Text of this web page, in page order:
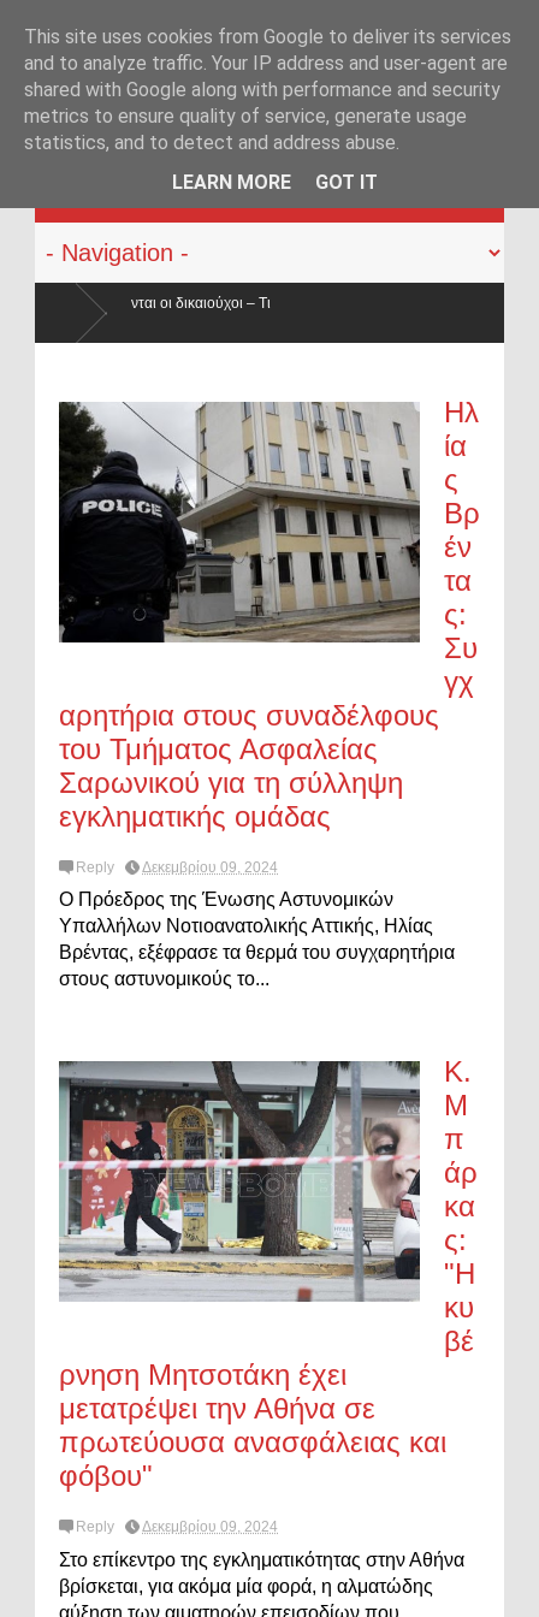
KATEHACKER
Ηλ
ία
ς
Βρ
έν
τα
ς:
Συ
γχ
αρητήρια στους συναδέλφους
του Τμήματος Ασφαλείας
Σαρωνικού για τη σύλληψη
εγκληματικής ομάδας
Reply Δεκεμβρίου 09, 2024
Ο Πρόεδρος της Ένωσης Αστυνομικών
Υπαλλήλων Νοτιοανατολικής Αττικής, Ηλίας
Βρέντας, εξέφρασε τα θερμά του συγχαρητήρια
στους αστυνομικούς το...
Κ.
Μ
π
άρ
κα
ς:
"Η
κυ
βέ
ρνηση Μητσοτάκη έχει
μετατρέψει την Αθήνα σε
πρωτεύουσα ανασφάλειας και
φόβου"
Reply Δεκεμβρίου 09, 2024
Στο επίκεντρο της εγκληματικότητας στην Αθήνα
βρίσκεται, για ακόμα μία φορά, η αλματώδης
αύξηση των αιματηρών επεισοδίων που
This site uses cookies from Google to deliver its services
and to analyze traffic. Your IP address and user-agent are
shared with Google along with performance and security
metrics to ensure quality of service, generate usage
statistics, and to detect and address abuse.
LEARN MORE
GOT IT